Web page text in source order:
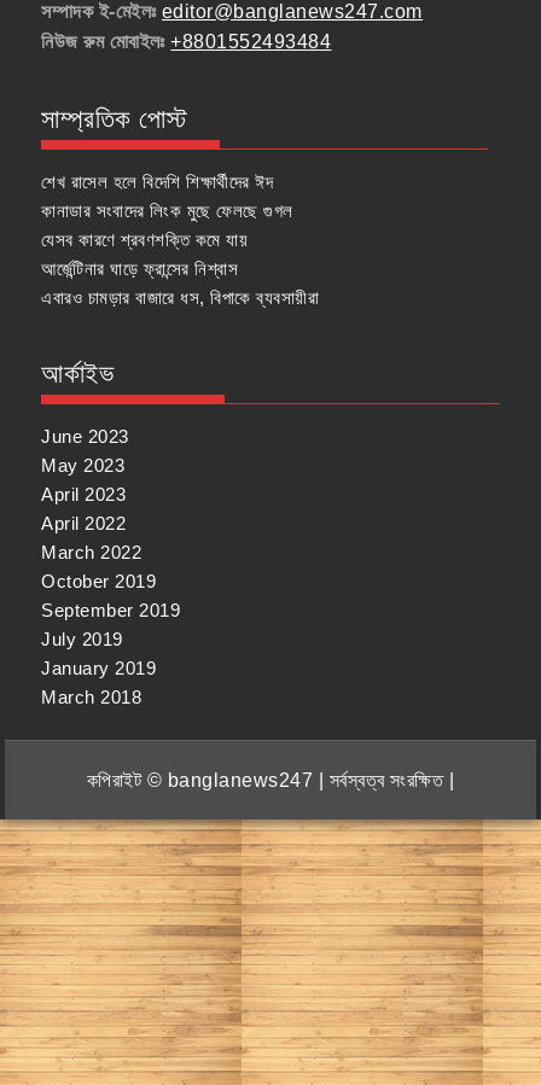
সম্পাদক ই-মেইলঃ editor@banglanews247.com
নিউজ রুম মোবাইলঃ+8801552493484
সাম্প্রতিক পোস্ট
শেখ রাসেল হলে বিদেশি শিক্ষার্থীদের ঈদ
কানাডার সংবাদের লিংক মুছে ফেলছে গুগল
যেসব কারণে শ্রবণশক্তি কমে যায়
আর্জেন্টিনার ঘাড়ে ফ্রান্সের নিশ্বাস
এবারও চামড়ার বাজারে ধস, বিপাকে ব্যবসায়ীরা
আর্কাইভ
June 2023
May 2023
April 2023
April 2022
March 2022
October 2019
September 2019
July 2019
January 2019
March 2018
কপিরাইট © banglanews247 | সর্বস্বত্ব সংরক্ষিত |